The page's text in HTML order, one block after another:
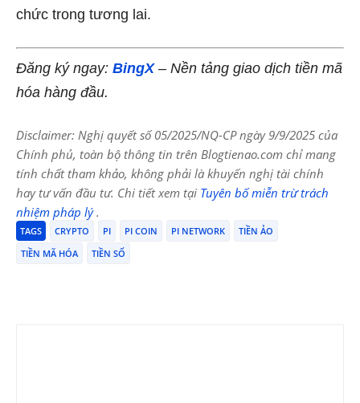
chức trong tương lai.
Đăng ký ngay: BingX– Nền tảng giao dịch tiền mã
hóa hàng đầu.
Disclaimer: Nghị quyết số 05/2025/NQ-CP ngày 9/9/2025 của
Chính phủ, toàn bộ thông tin trên Blogtienao.com chỉ mang
tính chất tham khảo, không phải là khuyến nghị tài chính
hay tư vấn đầu tư. Chi tiết xem tại Tuyên bố miễn trừ trách
nhiệm pháp lý.
TAGS CRYPTO PI PI COIN PI NETWORK
TIỀN ẢO
TIỀN MÃ HÓA
TIỀN SỐ